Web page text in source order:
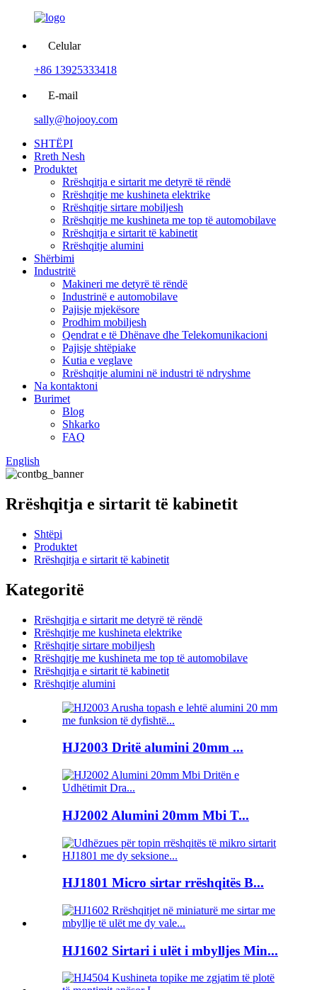
Celular
+86 13925333418
E-mail
sally@hojooy.com
SHTËPI
Rreth Nesh
Produktet
Rrëshqitja e sirtarit me detyrë të rëndë
Rrëshqitje me kushineta elektrike
Rrëshqitje sirtare mobiljesh
Rrëshqitje me kushineta me top të automobilave
Rrëshqitja e sirtarit të kabinetit
Rrëshqitje alumini
Shërbimi
Industritë
Makineri me detyrë të rëndë
Industrinë e automobilave
Pajisje mjekësore
Prodhim mobiljesh
Qendrat e të Dhënave dhe Telekomunikacioni
Pajisje shtëpiake
Kutia e veglave
Rrëshqitje alumini në industri të ndryshme
Na kontaktoni
Burimet
Blog
Shkarko
FAQ
English
Rrëshqitja e sirtarit të kabinetit
Shtëpi
Produktet
Rrëshqitja e sirtarit të kabinetit
Kategoritë
Rrëshqitja e sirtarit me detyrë të rëndë
Rrëshqitje me kushineta elektrike
Rrëshqitje sirtare mobiljesh
Rrëshqitje me kushineta me top të automobilave
Rrëshqitja e sirtarit të kabinetit
Rrëshqitje alumini
HJ2003 Dritë alumini 20mm ...
HJ2002 Alumini 20mm Mbi T...
HJ1801 Micro sirtar rrëshqitës B...
HJ1602 Sirtari i ulët i mbylljes Min...